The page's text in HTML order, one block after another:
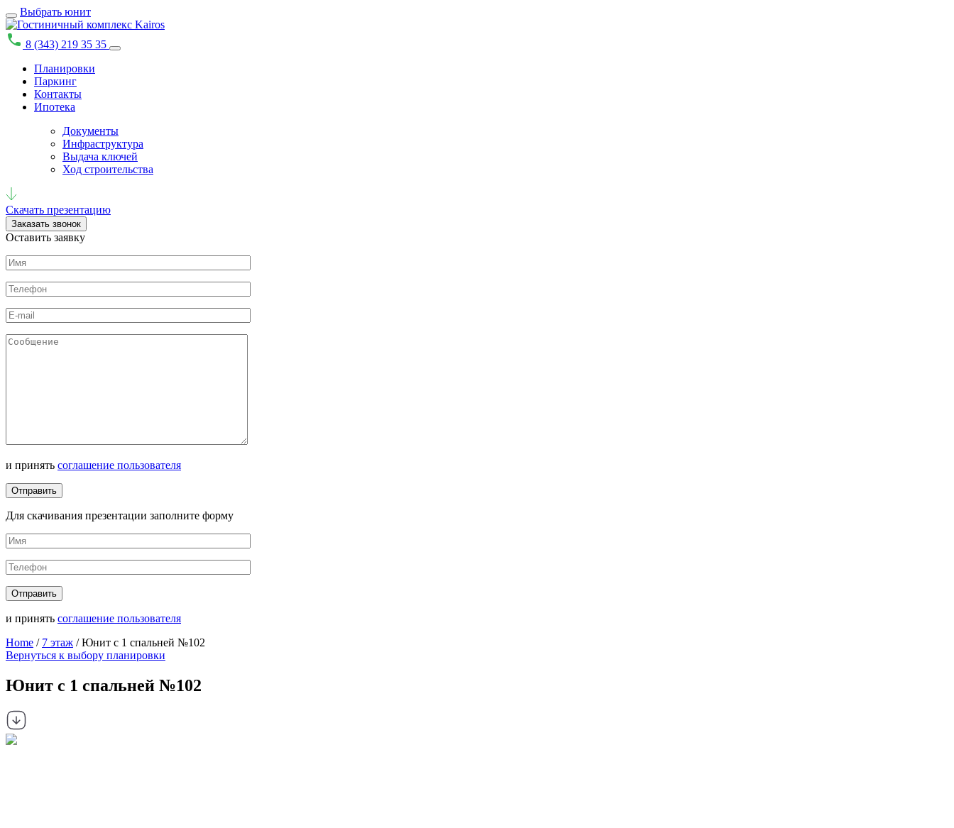
Выбрать юнит
8 (343) 219 35 35
Планировки
Паркинг
Контакты
Ипотека
Документы
Инфраструктура
Выдача ключей
Ход строительства
Скачать презентацию
Заказать звонок
Оставить заявку
и принять соглашение пользователя
Для скачивания презентации заполните форму
и принять соглашение пользователя
Home / 7 этаж / Юнит с 1 спальней №102
Вернуться к выбору планировки
Юнит с 1 спальней №102